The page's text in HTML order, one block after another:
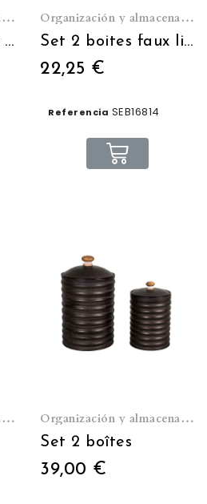
Organización y almacenamiento
Set 2 paniers zinc et bois
Organización y almacenamiento
Set 2 boites faux livres cuisine
22,25 €
Referencia SEB16814
Organización y almacenamiento Organización y almacenamiento
Set 2 boîtes
39,00 €